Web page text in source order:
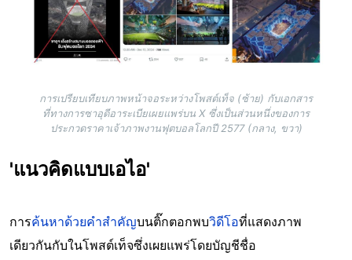
การเปรียบเทียบภาพหน้าจอระหว่างโพสต์เท็จ (ซ้าย) กับเอกสาร
ที่ทางการซาอุดีอาระเบียเผยแพร่บน X ซึ่งเป็นส่วนหนึ่งของการ
ประกวดราคาเจ้าภาพงานฟุตบอลโลกปี 2577 (กลาง, ขวา)
'แนวคิดแบบเอไอ'
การค้นหาด้วยคำสำคัญบนติ๊กตอกพบวิดีโอที่แสดงภาพ
เดียวกันกับในโพสต์เท็จซึ่งเผยแพร่โดยบัญชีชื่อ